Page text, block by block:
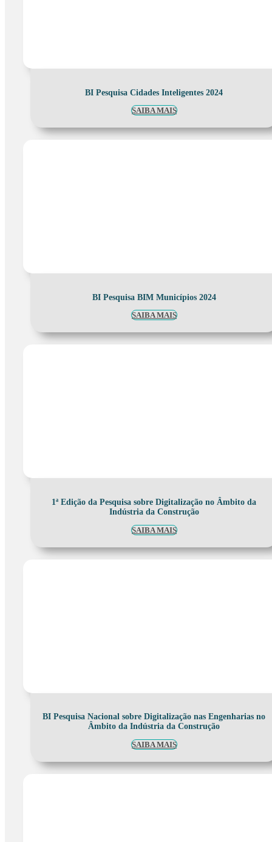
BI Pesquisa Cidades Inteligentes 2024
SAIBA MAIS
BI Pesquisa BIM Municípios 2024
SAIBA MAIS
1ª Edição da Pesquisa sobre Digitalização no Âmbito da
Indústria da Construção
SAIBA MAIS
BI Pesquisa Nacional sobre Digitalização nas Engenharias no
Âmbito da Indústria da Construção
SAIBA MAIS